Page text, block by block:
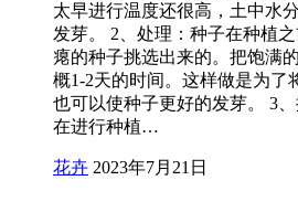
太早进行温度还很高，土中水
发芽。 2、处理：种子在种植
瘪的种子挑选出来的。把饱满
概1-2天的时间。这样做是为了
也可以使种子更好的发芽。 3
在进行种植…
花卉 2023年7月21日